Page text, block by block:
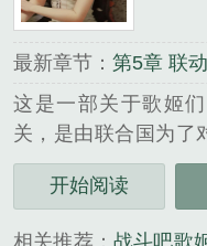
最新章节： 第5章 联
这是一部关于歌姬
关，是由联合国为了
组织，每年都会有来
子报名，但机关只会
开始阅读